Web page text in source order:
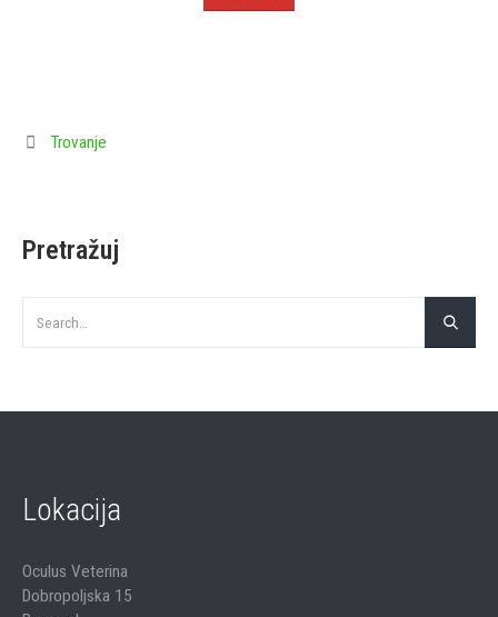
Trovanje
Pretražuj
Lokacija
Oculus Veterina
Dobropoljska 15